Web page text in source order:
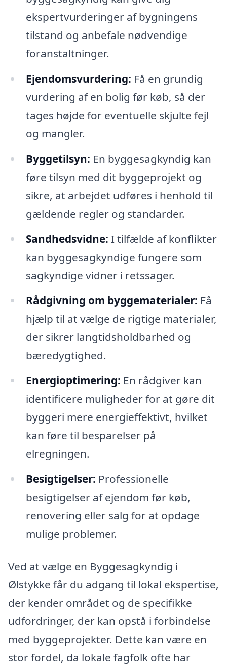
ekspertvurderinger af bygningens
tilstand og anbefale nødvendige
foranstaltninger.
Ejendomsvurdering: Få en grundig
vurdering af en bolig før køb, så der
tages højde for eventuelle skjulte fejl
og mangler.
Byggetilsyn: En byggesagkyndig kan
føre tilsyn med dit byggeprojekt og
sikre, at arbejdet udføres i henhold til
gældende regler og standarder.
Sandhedsvidne: I tilfælde af konflikter
kan byggesagkyndige fungere som
sagkyndige vidner i retssager.
Rådgivning om byggematerialer: Få
hjælp til at vælge de rigtige materialer,
der sikrer langtidsholdbarhed og
bæredygtighed.
Energioptimering: En rådgiver kan
identificere muligheder for at gøre dit
byggeri mere energieffektivt, hvilket
kan føre til besparelser på
elregningen.
Besigtigelser: Professionelle
besigtigelser af ejendom før køb,
renovering eller salg for at opdage
mulige problemer.
Ved at vælge en Byggesagkyndig i
Ølstykke får du adgang til lokal ekspertise,
der kender området og de specifikke
udfordringer, der kan opstå i forbindelse
med byggeprojekter. Dette kan være en
stor fordel, da lokale fagfolk ofte har